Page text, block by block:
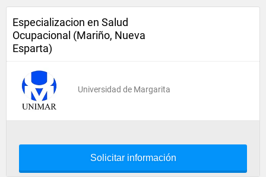
Especializacion en Salud
Ocupacional (Mariño, Nueva
Esparta)
Universidad de Margarita
Solicitar información